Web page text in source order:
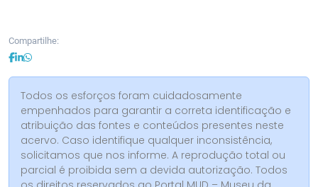
Compartilhe:
Todos os esforços foram cuidadosamente
empenhados para garantir a correta identificação e
atribuição das fontes e conteúdos presentes neste
acervo. Caso identifique qualquer inconsistência,
solicitamos que nos informe. A reprodução total ou
parcial é proibida sem a devida autorização. Todos